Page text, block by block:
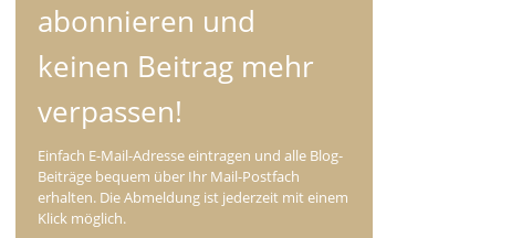
abonnieren und
keinen Beitrag mehr
verpassen!
Einfach E-Mail-Adresse eintragen und alle Blog-
Beiträge bequem über Ihr Mail-Postfach
erhalten. Die Abmeldung ist jederzeit mit einem
Klick möglich.